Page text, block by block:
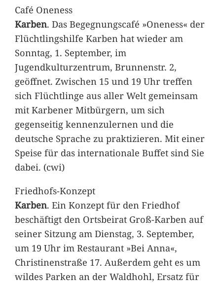
Café Oneness
Karben. Das Begegnungscafé »Oneness« der
Flüchtlingshilfe Karben hat wieder am
Sonntag, 1. September, im
Jugendkulturzentrum, Brunnenstr. 2,
geöffnet. Zwischen 15 und 19 Uhr treffen
sich Flüchtlinge aus aller Welt gemeinsam
mit Karbener Mitbürgern, um sich
gegenseitig kennenzulernen und die
deutsche Sprache zu praktizieren. Mit einer
Speise für das internationale Buffet sind Sie
dabei. (cwi)
Friedhofs-Konzept
Karben. Ein Konzept für den Friedhof
beschäftigt den Ortsbeirat Groß-Karben auf
seiner Sitzung am Dienstag, 3. September,
um 19 Uhr im Restaurant »Bei Anna«,
Christinenstraße 17. Außerdem geht es um
wildes Parken an der Waldhohl, Ersatz für